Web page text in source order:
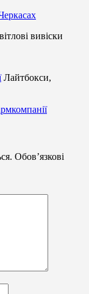
вивіски
Лайтбокси,
Обов’язкові